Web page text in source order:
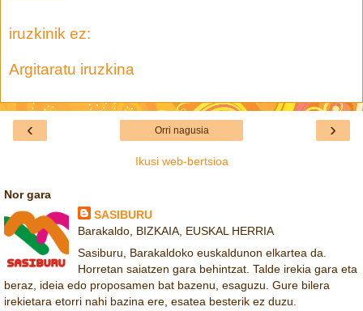
iruzkinik ez:
Argitaratu iruzkina
‹ ›
Orri nagusia
Ikusi web-bertsioa
Nor gara
SASIBURU
Barakaldo, BIZKAIA, EUSKAL HERRIA
Sasiburu, Barakaldoko euskaldunon elkartea da.
Horretan saiatzen gara behintzat. Talde irekia gara eta
beraz, ideia edo proposamen bat bazenu, esaguzu. Gure bilera
irekietara etorri nahi bazina ere, esatea besterik ez duzu.